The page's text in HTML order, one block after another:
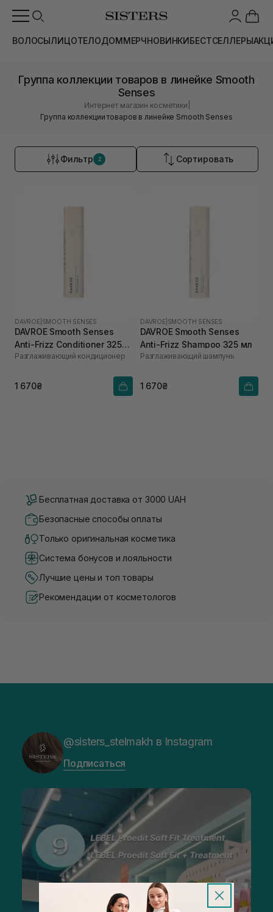
ВОЛОСЫЛИЦОТЕЛОДОММЕРЧНОВИНКИБЕСТСЕЛЛЕРЫ
Группа коллекции товаров в линейке Smooth
Senses
Интернет магазин косметики
Группа коллекции товаров в линейке Smooth Senses
Фильтр 2 Сортировать
DAVROE SMOOTH SENSES
DAVROE Smooth Senses
Anti-Frizz Conditioner 325
мл
Разглаживающий кондиционер
1 670₴
DAVROE SMOOTH SENSES
DAVROE Smooth Senses
Anti-Frizz Shampoo 325 мл
Разглаживающий шампунь
1 670₴
Бесплатная доставка от 3000 UAH
Безопасные способы оплаты
Только оригинальная косметика
Система бонусов и лояльности
Лучшие цены и топ товары
Рекомендации от косметологов
@sisters_stelmakh в Instagram
Подписаться